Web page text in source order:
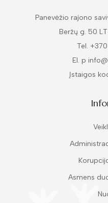
Panevėžio rajono
Beržų g. 50
Tel.
El. p
Įstaigos
Asmens